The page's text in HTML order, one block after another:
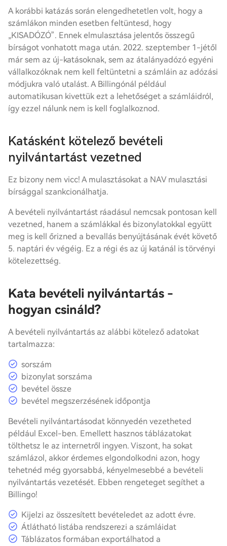
A korábbi katázás során elengedhetetlen volt, hogy a
számlákon minden esetben feltüntesd, hogy
„KISADÓZÓ”. Ennek elmulasztása jelentős összegű
bírságot vonhatott maga után. 2022. szeptember 1-jétől
már sem az új-katásoknak, sem az átalányadózó egyéni
vállalkozóknak nem kell feltüntetni a számláin az adózási
módjukra való utalást. A Billingónál például
automatikusan kivettük ezt a lehetőséget a számláidról,
így ezzel nálunk nem is kell foglalkoznod.
Katásként kötelező bevételi
nyilvántartást vezetned
Ez bizony nem vicc! A mulasztásokat a NAV mulasztási
bírsággal szankcionálhatja.
A bevételi nyilvántartást ráadásul nemcsak pontosan kell
vezetned, hanem a számlákkal és bizonylatokkal együtt
meg is kell őrizned a bevallás benyújtásának évét követő
5. naptári év végéig. Ez a régi és az új katánál is törvényi
kötelezettség.
Kata bevételi nyilvántartás -
hogyan csináld?
A bevételi nyilvántartás az alábbi kötelező adatokat
tartalmazza:
sorszám
bizonylat sorszáma
bevétel össze
bevétel megszerzésének időpontja
Bevételi nyilvántartásodat könnyedén vezetheted
például Excel-ben. Emellett hasznos táblázatokat
tölthetsz le az internetről ingyen. Viszont, ha sokat
számlázol, akkor érdemes elgondolkodni azon, hogy
tehetnéd még gyorsabbá, kényelmesebbé a bevételi
nyilvántartás vezetését. Ebben rengeteget segíthet a
Billingo!
Kijelzi az összesített bevételedet az adott évre.
Átlátható listába rendszerezi a számláidat
Táblázatos formában exportálhatod a